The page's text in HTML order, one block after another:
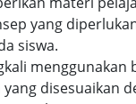
yang
siswa.
menggunakan
disesuaikan